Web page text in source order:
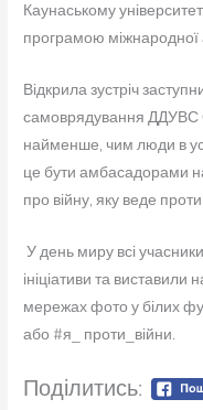
Каунаському
програмою міжнародної
Відкрила зустріч
самоврядування ДДУВС
найменше, чим люди в
це бути амбасадорами
про війну, яку веде
У день миру всі
ініціативи та виставили
мережах фото у білих
або #я_ проти_війни.
Поділитись: